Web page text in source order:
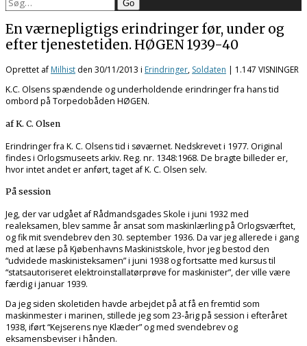
En værnepligtigs erindringer før, under og
efter tjenestetiden. HØGEN 1939-40
Oprettet af Milhist den 30/11/2013 i Erindringer, Soldaten | 1.147 VISNINGER
K.C. Olsens spændende og underholdende erindringer fra hans tid
ombord på Torpedobåden HØGEN.
af K. C. Olsen
Erindringer fra K. C. Olsens tid i søværnet. Nedskrevet i 1977. Original
findes i Orlogsmuseets arkiv. Reg. nr. 1348:1968. De bragte billeder er,
hvor intet andet er anført, taget af K. C. Olsen selv.
På session
Jeg, der var udgået af Rådmandsgades Skole i juni 1932 med
realeksamen, blev samme år ansat som maskinlærling på Orlogsværftet,
og fik mit svendebrev den 30. september 1936. Da var jeg allerede i gang
med at læse på Kjøbenhavns Maskinistskole, hvor jeg bestod den
“udvidede maskinisteksamen” i juni 1938 og fortsatte med kursus til
“statsautoriseret elektroinstallatørprøve for maskinister”, der ville være
færdig i januar 1939.
Da jeg siden skoletiden havde arbejdet på at få en fremtid som
maskinmester i marinen, stillede jeg som 23-årig på session i efteråret
1938, iført “Kejserens nye Klæder” og med svendebrev og
eksamensbeviser i hånden.